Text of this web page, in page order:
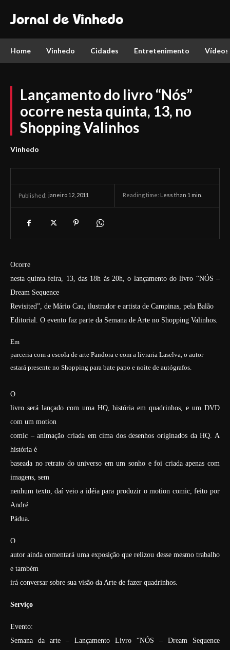
Jornal de Vinhedo
Home Vinhedo Cidades Entretenimento Vídeos
Lançamento do livro “Nós”
ocorre nesta quinta, 13, no
Shopping Valinhos
Vinhedo
Published: janeiro 12, 2011 Reading time: Less than 1 min.
Ocorre
nesta quinta-feira, 13, das 18h às 20h, o lançamento do livro “NÓS –
Dream Sequence
Revisited”, de Mário Cau, ilustrador e artista de Campinas, pela Balão
Editorial. O evento faz parte da Semana de Arte no Shopping Valinhos.
Em
parceria com a escola de arte Pandora e com a livraria Laselva, o autor
estará presente no Shopping para bate papo e noite de autógrafos.
O
livro será lançado com uma HQ, história em quadrinhos, e um DVD
com um motion
comic – animação criada em cima dos desenhos originados da HQ. A
história é
baseada no retrato do universo em um sonho e foi criada apenas com
imagens, sem
nenhum texto, daí veio a idéia para produzir o motion comic, feito por
André
Pádua.
O
autor ainda comentará uma exposição que relizou desse mesmo trabalho
e também
irá conversar sobre sua visão da Arte de fazer quadrinhos.
Serviço
Evento:
Semana da arte – Lançamento Livro “NÓS – Dream Sequence